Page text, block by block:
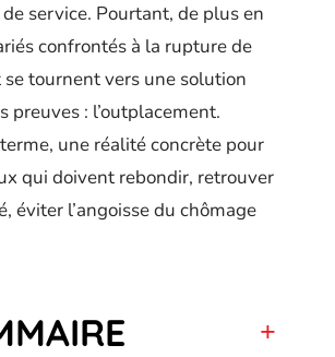
service. Pourtant, de plus en
confrontés à la rupture de
tournent vers une solution
preuves : l’outplacement.
une réalité concrète pour
qui doivent rebondir, retrouver
éviter l’angoisse du chômage